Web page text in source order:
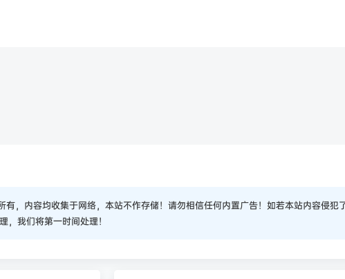
，内容均收集于网络，本站不作存储！请勿相信任何内置广告！如若本站内容侵犯
，我们将第一时间处理！